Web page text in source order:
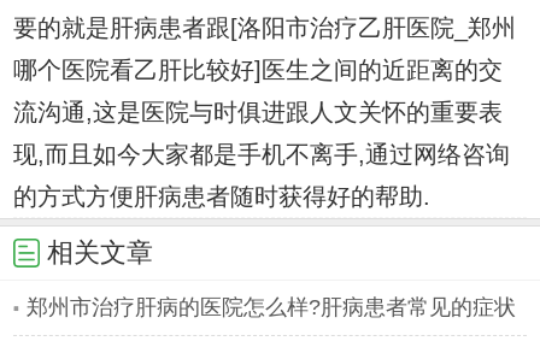
要的就是肝病患者跟[洛阳市治疗乙肝医院_郑州
哪个医院看乙肝比较好]医生之间的近距离的交
流沟通,这是医院与时俱进跟人文关怀的重要表
现,而且如今大家都是手机不离手,通过网络咨询
的方式方便肝病患者随时获得好的帮助.
相关文章
郑州市治疗肝病的医院怎么样?肝病患者常见的症状